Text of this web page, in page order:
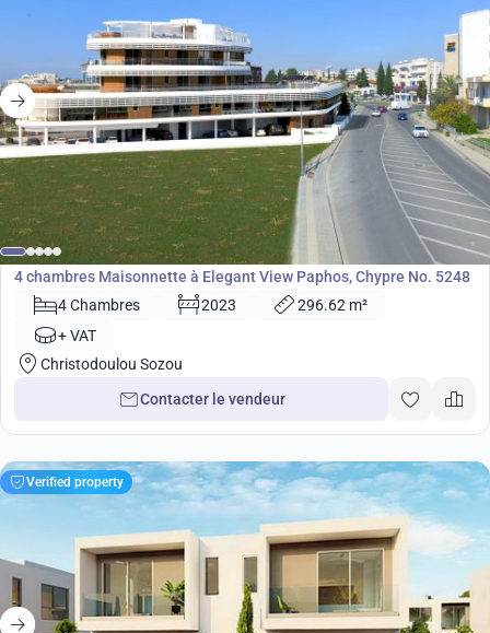
€ 830 000
Maisonnette
4 chambres Maisonnette à Elegant View Paphos, Chypre No. 5248
4 Chambres
2023
296.62 m²
+ VAT
Christodoulou Sozou
Contacter le vendeur
Verified property